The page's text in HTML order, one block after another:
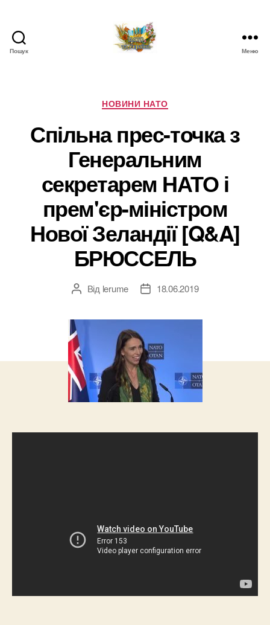
Пошук
Новини
про
НАТО
в
Україні
Меню
Категорії
НОВИНИ НАТО
Спільна прес-точка з
Генеральним
секретарем НАТО і
прем'єр-міністром
Нової Зеландії [Q&A]
БРЮССЕЛЬ
Автор
Від lerume
Дата18.06.2019